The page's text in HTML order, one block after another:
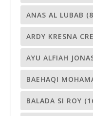
ANAS AL LUBAB
ARDY KRESNA
AYU ALFIAH
BAEHAQI
BALADA SI ROY